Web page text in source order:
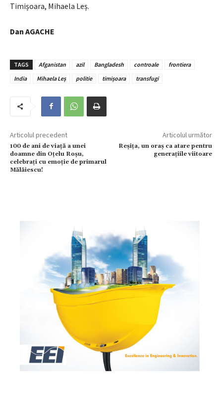
Timișoara, Mihaela Leș.
Dan AGACHE
TAGS Afganistan azil Bangladesh controale
frontiera
India
Mihaela Leș politie timișoara transfugi
Articolul precedent
100 de ani de viață a unei
doamne din Oțelu Roșu,
celebrați cu emoție de primarul
Mălăiescu!
Articolul următor
Reşiţa, un oraş ca atare pentru
generaţiile viitoare